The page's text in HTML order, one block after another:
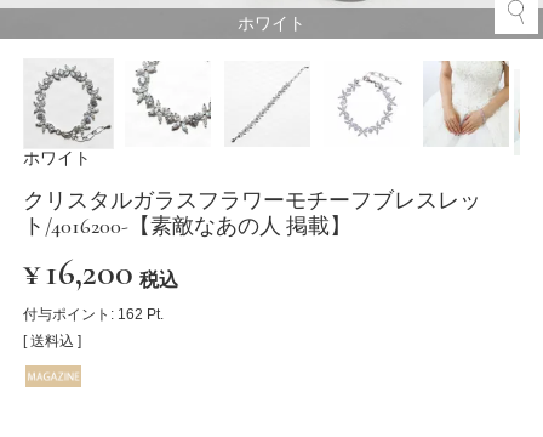
ホワイト
ホワイト
クリスタルガラスフラワーモチーフブレスレッ
ト/4016200-【素敵なあの人 掲載】
¥16,200 税込
付与ポイント: 162 Pt.
送料込